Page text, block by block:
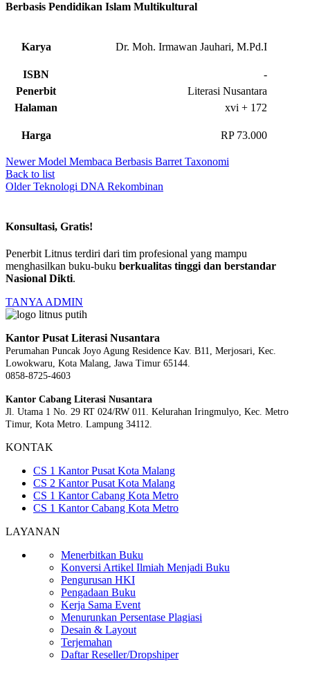
Berbasis Pendidikan Islam Multikultural
Karya Dr. Moh. Irmawan Jauhari, M.Pd.I
ISBN
-
Penerbit
Literasi Nusantara
Halaman
xvi + 172
Harga RP 73.000
Newer Model Membaca Berbasis Barret Taxonomi
Back to list
Older Teknologi DNA Rekombinan
Konsultasi, Gratis!
Penerbit Litnus terdiri dari tim profesional yang mampu
menghasilkan buku-buku berkualitas tinggi dan berstandar
Nasional Dikti.
TANYA ADMIN
Kantor Pusat Literasi Nusantara
Perumahan Puncak Joyo Agung Residence Kav. B11, Merjosari, Kec.
Lowokwaru, Kota Malang, Jawa Timur 65144.
0858-8725-4603
Kantor Cabang Literasi Nusantara
Jl. Utama 1 No. 29 RT 024/RW 011. Kelurahan Iringmulyo, Kec. Metro
Timur, Kota Metro. Lampung 34112.
KONTAK
CS 1 Kantor Pusat Kota Malang
CS 2 Kantor Pusat Kota Malang
CS 1 Kantor Cabang Kota Metro
CS 1 Kantor Cabang Kota Metro
LAYANAN
Menerbitkan Buku
Konversi Artikel Ilmiah Menjadi Buku
Pengurusan HKI
Pengadaan Buku
Kerja Sama Event
Menurunkan Persentase Plagiasi
Desain & Layout
Terjemahan
Daftar Reseller/Dropshiper